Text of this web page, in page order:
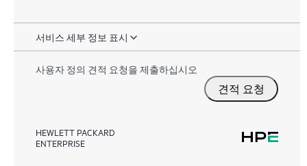
서비스 세부 정보 표시
사용자 정의 견적 요청을 제출하십시오
견적 요청
HEWLETT PACKARD
ENTERPRISE